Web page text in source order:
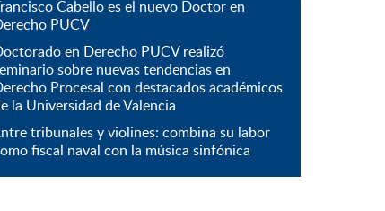
Cabello es el nuevo Doctor en
PUCV
en Derecho PUCV realizó
sobre nuevas tendencias en
Procesal con destacados académicos
la Universidad de Valencia
tribunales y violines: combina su labor
fiscal naval con la música sinfónica